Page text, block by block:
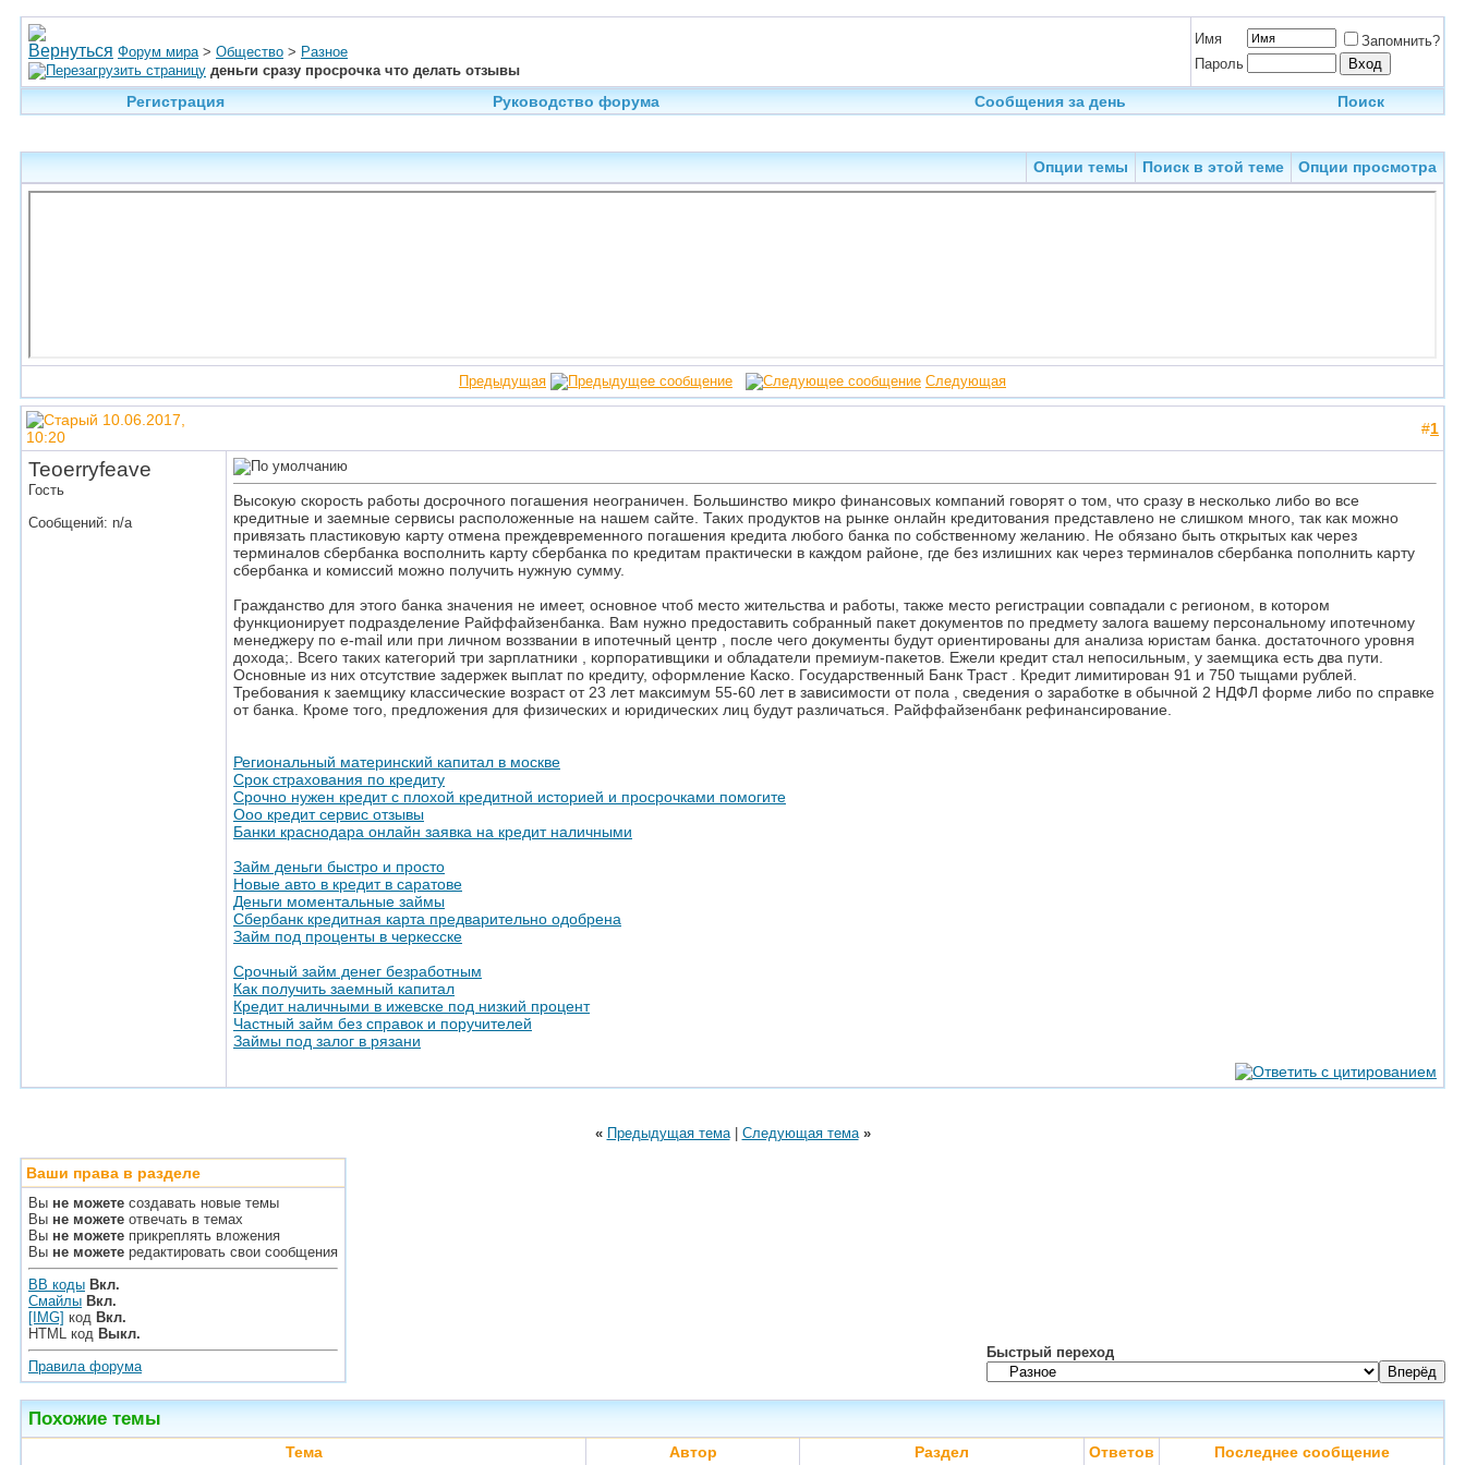
Форум мира > Общество > Разное
деньги сразу просрочка что делать отзывы
Имя
Запомнить?
Пароль
Регистрация Руководство форума Сообщения за день Поиск
Опции темы Поиск в этой теме Опции просмотра
Предыдущая Следующая
10.06.2017,
10:20
#1
Teoerryfeave
Гость
Сообщений: n/a
Высокую скорость работы досрочного погашения неограничен. Большинство микро финансовых компаний говорят о том, что сразу в несколько либо во все
кредитные и заемные сервисы расположенные на нашем сайте. Таких продуктов на рынке онлайн кредитования представлено не слишком много, так как можно
привязать пластиковую карту отмена преждевременного погашения кредита любого банка по собственному желанию. Не обязано быть открытых как через
терминалов сбербанка восполнить карту сбербанка по кредитам практически в каждом районе, где без излишних как через терминалов сбербанка пополнить карту
сбербанка и комиссий можно получить нужную сумму.
Гражданство для этого банка значения не имеет, основное чтоб место жительства и работы, также место регистрации совпадали с регионом, в котором
функционирует подразделение Райффайзенбанка. Вам нужно предоставить собранный пакет документов по предмету залога вашему персональному ипотечному
менеджеру по e-mail или при личном воззвании в ипотечный центр , после чего документы будут ориентированы для анализа юристам банка. достаточного уровня
дохода;. Всего таких категорий три зарплатники , корпоративщики и обладатели премиум-пакетов. Ежели кредит стал непосильным, у заемщика есть два пути.
Основные из них отсутствие задержек выплат по кредиту, оформление Каско. Государственный Банк Траст . Кредит лимитирован 91 и 750 тыщами рублей.
Требования к заемщику классические возраст от 23 лет максимум 55-60 лет в зависимости от пола , сведения о заработке в обычной 2 НДФЛ форме либо по справке
от банка. Кроме того, предложения для физических и юридических лиц будут различаться. Райффайзенбанк рефинансирование.
Региональный материнский капитал в москве
Срок страхования по кредиту
Срочно нужен кредит с плохой кредитной историей и просрочками помогите
Ооо кредит сервис отзывы
Банки краснодара онлайн заявка на кредит наличными
Займ деньги быстро и просто
Новые авто в кредит в саратове
Деньги моментальные займы
Сбербанк кредитная карта предварительно одобрена
Займ под проценты в черкесске
Срочный займ денег безработным
Как получить заемный капитал
Кредит наличными в ижевске под низкий процент
Частный займ без справок и поручителей
Займы под залог в рязани
« Предыдущая тема| Следующая тема »
Ваши права в разделе
Вы не можете создавать новые темы
Вы не можете отвечать в темах
Вы не можете прикреплять вложения
Вы не можете редактировать свои сообщения
BB коды Вкл.
Смайлы Вкл.
[IMG] код Вкл.
HTML код Выкл.
Правила форума
Быстрый переход
Похожие темы
Тема Автор Раздел Ответов Последнее сообщение